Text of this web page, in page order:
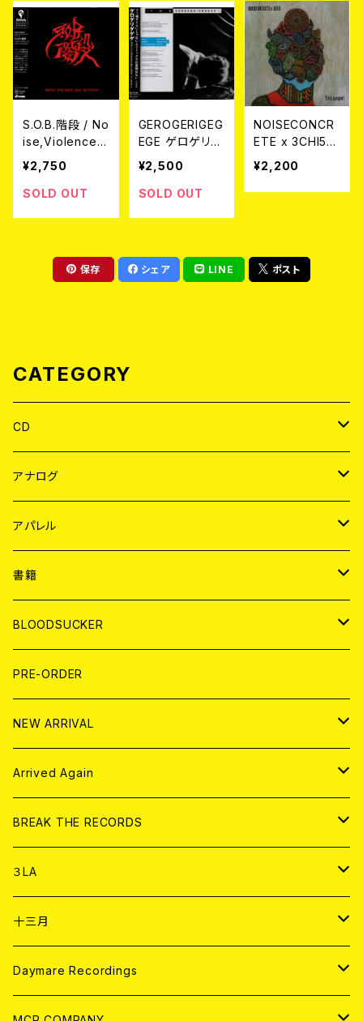
S.O.B.階段 / No
ise,Violence a
nd Destroy C
¥2,750
SOLD OUT
GEROGERIGEG
EGE ゲロゲリゲ
ゲゲ / 今日とい
う日が生まれた
時から決まって
¥2,500
SOLD OUT
NOISECONCR
ETE x 3CHI5
タイトル (title)
Trick passport
¥2,200
保存 シェア LINE ポスト
CATEGORY
CD
JAPAN
WORLD
アナログ
JAPAN
７EP
LP
WORLD
7EP
LP
アパレル
JAPAN
T-shirt
HOOD
WORLD
T-shirt
HOOD
書籍
MAGAZINE
BOLLOCKS
EL ZINE
写真集 (PHOTOBOOK)
BLOODSUCKER
CD
アナログ
アパレル
書籍
DIGITAL CONTENTS
PRE-ORDER
NEW ARRIVAL
CD
アナログ
Arrived Again
CD
アナログ
BREAK THE RECORDS
CD
ANALOG
アパレル
３LA
CD
ANALOG
十三月
CD
Daymare Recordings